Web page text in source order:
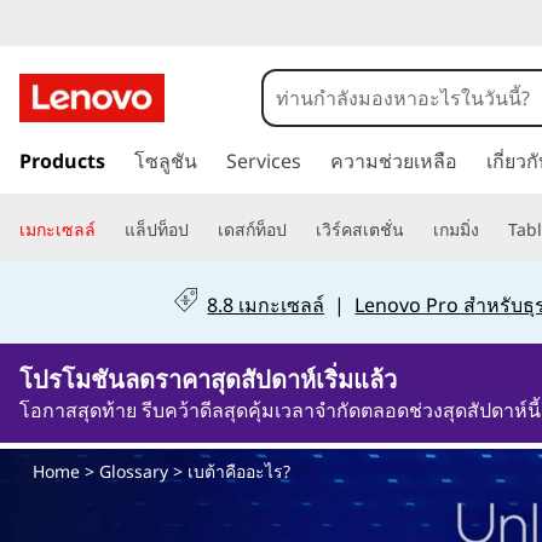
บ
ต้
า
อ
อ
ะ
า
ไ
นื้
อ
ห
า
Products โซลูชัน Services ความช่วยเหลือ เกี่ยว
เมกะเซลล์ แล็ปท็อป เดสก์ท็อป เวิร์คสเตชั่น เกมมิ่ง
8.8 เมกะเซลล์ | Lenovo Pro สำหรับธุ
โปรโมชันลดราคาสุดสัปดาห์เริ่มแล้ว
โอกาสสุดท้าย รีบคว้าดีลสุดคุ้มเวลาจำกัดตลอดช่วงสุดสัปดาห์นี้
Home> Glossary> เบต้าคืออะไร?